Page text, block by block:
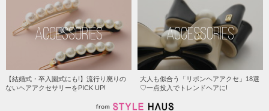
ACCESSORIES
【結婚式・卒入園式にも!】流行り廃りの
ないヘアアクセサリーをPICK UP!
ACCESSORIES
大人も似合う「リボンヘアアクセ」18選
♡一点投入でトレンドヘアに!